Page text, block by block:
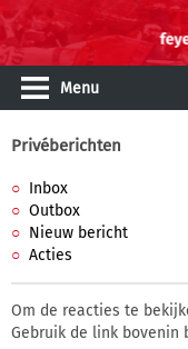
Menu
Privéberichten
Inbox
Outbox
Nieuw bericht
Acties
Om de reacties te
Gebruik de link bovenin